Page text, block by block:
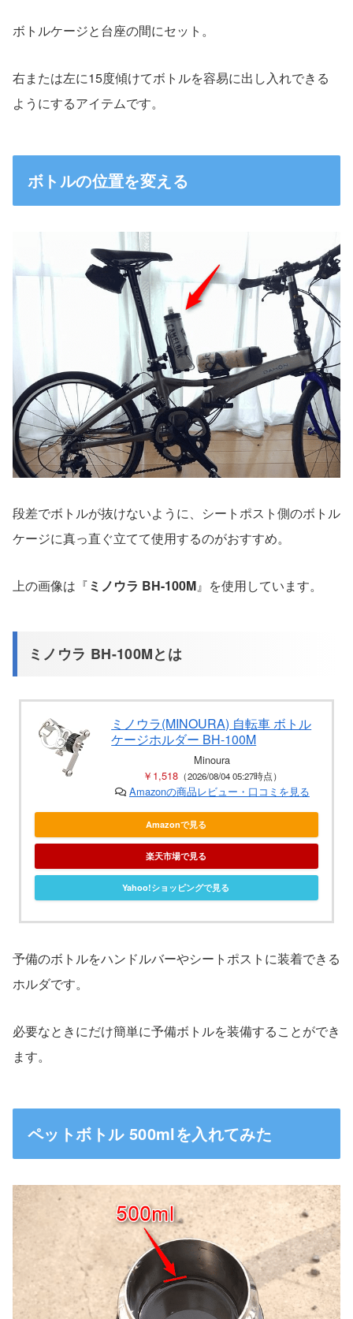
ボトルケージと台座の間にセット。
右または左に15度傾けてボトルを容易に出し入れできる
ようにするアイテムです。
ボトルの位置を変える
段差でボトルが抜けないように、シートポスト側のボトル
ケージに真っ直ぐ立てて使用するのがおすすめ。
上の画像は『ミノウラ BH-100M』を使用しています。
ミノウラ BH-100Mとは
ミノウラ(MINOURA) 自転車 ボトル
ケージホルダー BH-100M
Minoura
￥1,518（2026/08/04 05:27時点）
Amazonの商品レビュー・口コミを見る
Amazonで見る
楽天市場で見る
Yahoo!ショッピングで見る
予備のボトルをハンドルバーやシートポストに装着できる
ホルダです。
必要なときにだけ簡単に予備ボトルを装備することができ
ます。
ペットボトル 500mlを入れてみた